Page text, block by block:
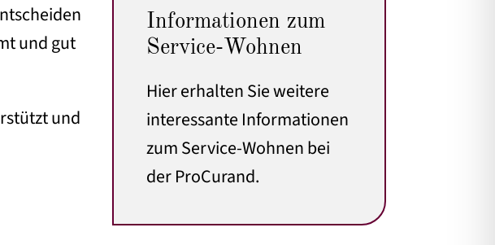
und gut
und
Informationen zum
Service-Wohnen
Hier erhalten Sie weitere
interessante Informationen
zum Service-Wohnen bei
der ProCurand.